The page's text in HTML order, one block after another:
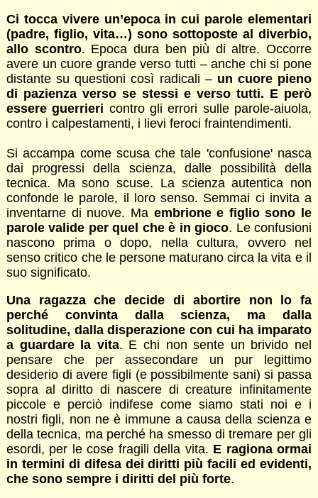
Ci tocca vivere un’epoca in cui parole elementari
(padre, figlio, vita…) sono sottoposte al diverbio,
allo scontro. Epoca dura ben più di altre. Occorre
avere un cuore grande verso tutti – anche chi si pone
distante su questioni così radicali – un cuore pieno
di pazienza verso se stessi e verso tutti. E però
essere guerrieri contro gli errori sulle parole-aiuola,
contro i calpestamenti, i lievi feroci fraintendimenti.
Si accampa come scusa che tale 'confusione' nasca
dai progressi della scienza, dalle possibilità della
tecnica. Ma sono scuse. La scienza autentica non
confonde le parole, il loro senso. Semmai ci invita a
inventarne di nuove. Ma embrione e figlio sono le
parole valide per quel che è in gioco. Le confusioni
nascono prima o dopo, nella cultura, ovvero nel
senso critico che le persone maturano circa la vita e il
suo significato.
Una ragazza che decide di abortire non lo fa
perché convinta dalla scienza, ma dalla
solitudine, dalla disperazione con cui ha imparato
a guardare la vita. E chi non sente un brivido nel
pensare che per assecondare un pur legittimo
desiderio di avere figli (e possibilmente sani) si passa
sopra al diritto di nascere di creature infinitamente
piccole e perciò indifese come siamo stati noi e i
nostri figli, non ne è immune a causa della scienza e
della tecnica, ma perché ha smesso di tremare per gli
esordi, per le cose fragili della vita. E ragiona ormai
in termini di difesa dei diritti più facili ed evidenti,
che sono sempre i diritti del più forte.